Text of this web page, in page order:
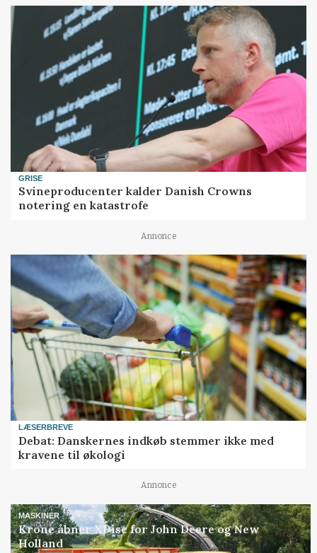
GRISE
Svineproducenter kalder Danish Crowns
notering en katastrofe
Annonce
LÆSERBREVE
Debat: Danskernes indkøb stemmer ikke med
kravene til økologi
Annonce
MASKINER
Krone åbner XDisc for John Deere og New
Holland